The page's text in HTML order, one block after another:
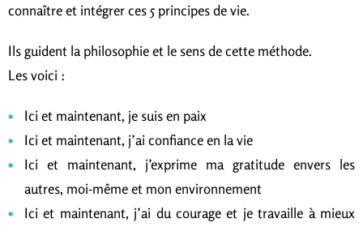
connaître et intégrer ces 5 principes de vie.
Ils guident la philosophie et le sens de cette méthode.
Les voici :
Ici et maintenant, je suis en paix
Ici et maintenant, j’ai confiance en la vie
Ici et maintenant, j’exprime ma gratitude envers les
autres, moi-même et mon environnement
Ici et maintenant, j’ai du courage et je travaille à mieux